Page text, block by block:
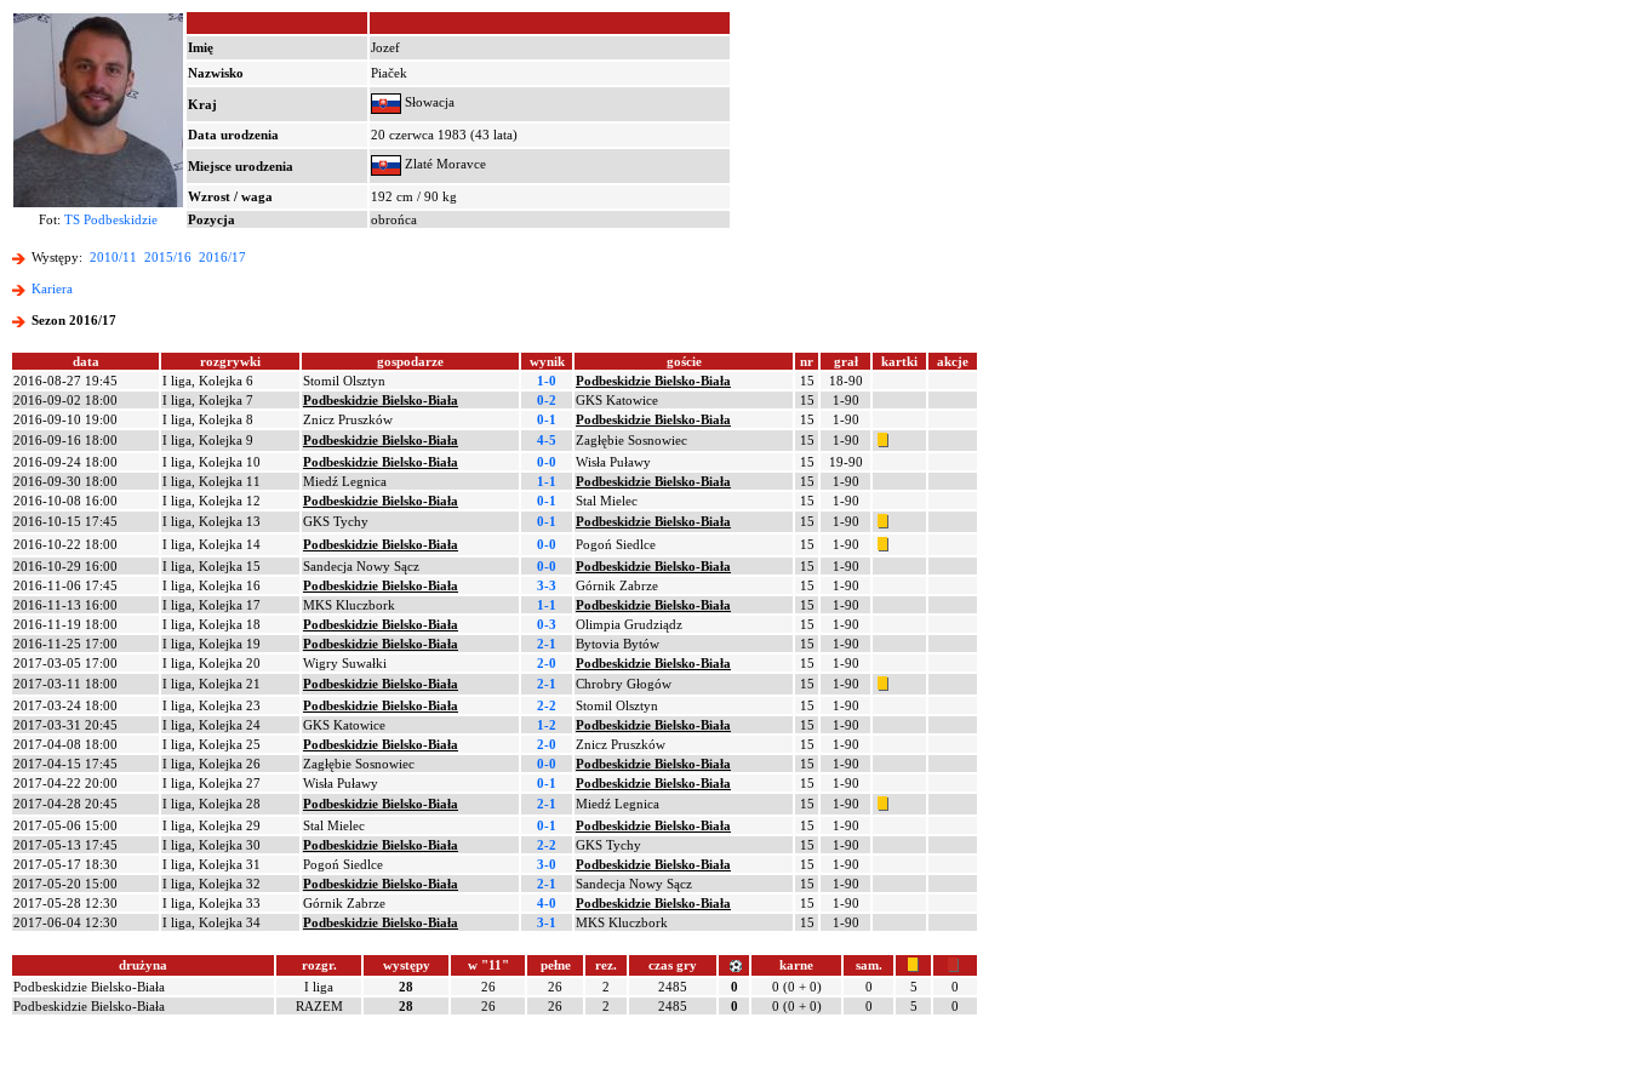
Imię
Jozef
Nazwisko
Piaček
Kraj Słowacja
Data urodzenia 20 czerwca 1983 (43 lata)
Miejsce urodzenia Zlaté Moravce
Wzrost / waga
192 cm / 90 kg
Fot: TS Podbeskidzie Pozycja obrońca
Występy: 2010/11 2015/16 2016/17
Kariera
Sezon 2016/17
data rozgrywki gospodarze wynik goście nr grał kartki
akcje
2016-08-27 19:45
I liga, Kolejka 6 Stomil Olsztyn 1-0 Podbeskidzie Bielsko-Biała 15
18-90
2016-09-02 18:00
I liga, Kolejka 7 Podbeskidzie Bielsko-Biała 0-2 GKS Katowice 15
1-90
2016-09-10 19:00
I liga, Kolejka 8 Znicz Pruszków 0-1 Podbeskidzie Bielsko-Biała 15
1-90
2016-09-16 18:00
I liga, Kolejka 9 Podbeskidzie Bielsko-Biała 4-5 Zagłębie Sosnowiec 15
1-90
2016-09-24 18:00
I liga, Kolejka 10 Podbeskidzie Bielsko-Biała 0-0 Wisła Puławy 15
19-90
2016-09-30 18:00
I liga, Kolejka 11 Miedź Legnica 1-1 Podbeskidzie Bielsko-Biała 15
1-90
2016-10-08 16:00
I liga, Kolejka 12 Podbeskidzie Bielsko-Biała 0-1 Stal Mielec 15
1-90
2016-10-15 17:45
I liga, Kolejka 13 GKS Tychy 0-1 Podbeskidzie Bielsko-Biała 15
1-90
2016-10-22 18:00
I liga, Kolejka 14 Podbeskidzie Bielsko-Biała 0-0 Pogoń Siedlce 15
1-90
2016-10-29 16:00
I liga, Kolejka 15 Sandecja Nowy Sącz 0-0 Podbeskidzie Bielsko-Biała 15
1-90
2016-11-06 17:45
I liga, Kolejka 16 Podbeskidzie Bielsko-Biała 3-3 Górnik Zabrze 15
1-90
2016-11-13 16:00
I liga, Kolejka 17 MKS Kluczbork 1-1 Podbeskidzie Bielsko-Biała 15
1-90
2016-11-19 18:00
I liga, Kolejka 18 Podbeskidzie Bielsko-Biała 0-3 Olimpia Grudziądz 15
1-90
2016-11-25 17:00
I liga, Kolejka 19 Podbeskidzie Bielsko-Biała 2-1 Bytovia Bytów 15
1-90
2017-03-05 17:00
I liga, Kolejka 20 Wigry Suwałki 2-0 Podbeskidzie Bielsko-Biała 15
1-90
2017-03-11 18:00
I liga, Kolejka 21 Podbeskidzie Bielsko-Biała 2-1 Chrobry Głogów 15
1-90
2017-03-24 18:00
I liga, Kolejka 23 Podbeskidzie Bielsko-Biała 2-2 Stomil Olsztyn 15
1-90
2017-03-31 20:45
I liga, Kolejka 24 GKS Katowice 1-2 Podbeskidzie Bielsko-Biała 15
1-90
2017-04-08 18:00
I liga, Kolejka 25 Podbeskidzie Bielsko-Biała 2-0 Znicz Pruszków 15
1-90
2017-04-15 17:45
I liga, Kolejka 26 Zagłębie Sosnowiec 0-0 Podbeskidzie Bielsko-Biała 15
1-90
2017-04-22 20:00
I liga, Kolejka 27 Wisła Puławy 0-1 Podbeskidzie Bielsko-Biała 15
1-90
2017-04-28 20:45
I liga, Kolejka 28 Podbeskidzie Bielsko-Biała 2-1 Miedź Legnica 15
1-90
2017-05-06 15:00
I liga, Kolejka 29 Stal Mielec 0-1 Podbeskidzie Bielsko-Biała 15
1-90
2017-05-13 17:45
I liga, Kolejka 30 Podbeskidzie Bielsko-Biała 2-2 GKS Tychy 15
1-90
2017-05-17 18:30
I liga, Kolejka 31 Pogoń Siedlce 3-0 Podbeskidzie Bielsko-Biała 15
1-90
2017-05-20 15:00
I liga, Kolejka 32 Podbeskidzie Bielsko-Biała 2-1 Sandecja Nowy Sącz 15
1-90
2017-05-28 12:30
I liga, Kolejka 33 Górnik Zabrze 4-0 Podbeskidzie Bielsko-Biała 15
1-90
2017-06-04 12:30
I liga, Kolejka 34 Podbeskidzie Bielsko-Biała 3-1 MKS Kluczbork 15 1-90
drużyna rozgr. występy w "11" pełne rez. czas gry karne
sam.
Podbeskidzie Bielsko-Biała
I liga 28 26 26 2 2485 0 0 (0 + 0) 0 5
0
Podbeskidzie Bielsko-Biała
RAZEM 28 26 26 2 2485 0 0 (0 + 0) 0 5 0